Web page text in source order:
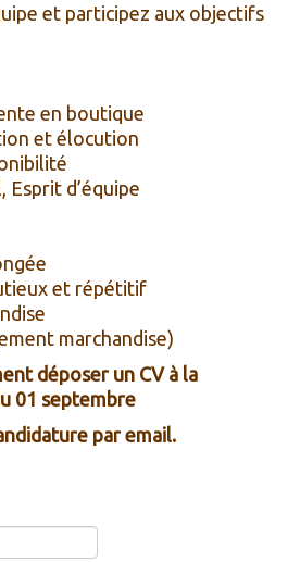
et participez aux objectifs
en boutique
et élocution
d’équipe
et répétitif
marchandise)
déposer un CV à la
01 septembre
par email.